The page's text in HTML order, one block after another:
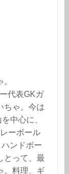
代表GKガ
ちゃ。今は
中心に、
ーボール
ンドボー
とって、最
。料理、ギ